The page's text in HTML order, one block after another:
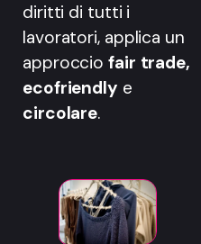
diritti di tutti i
lavoratori, applica un
approcciofair trade,
ecofriendly e
circolare.